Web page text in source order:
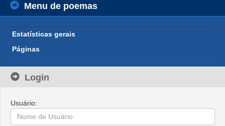
Menu de poemas
Estatísticas gerais
Páginas
Login
Usuário: